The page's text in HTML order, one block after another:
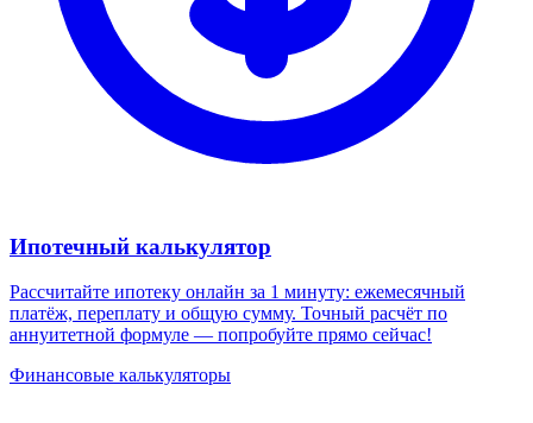
Ипотечный калькулятор
Рассчитайте ипотеку онлайн за 1 минуту: ежемесячный
платёж, переплату и общую сумму. Точный расчёт по
аннуитетной формуле — попробуйте прямо сейчас!
Финансовые калькуляторы